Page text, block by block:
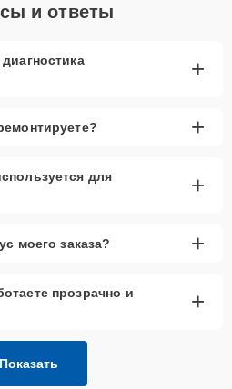
и ответы
+
+
для
+
моего заказа? +
прозрачно и
+
Показать